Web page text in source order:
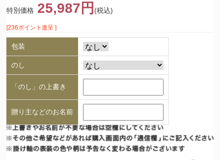
特別価格 25,987円 (税込)
[236ポイント進呈 ]
包装
のし
「のし」の上書き
贈り主などのお名前